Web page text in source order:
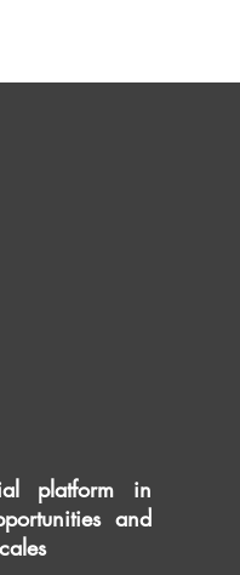
platform in
and